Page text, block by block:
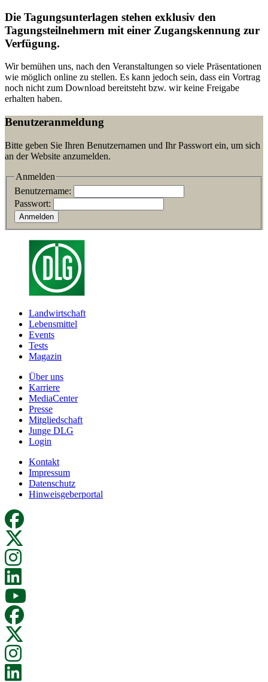
Die Tagungsunterlagen stehen exklusiv den
Tagungsteilnehmern mit einer Zugangskennung zur
Verfügung.
Wir bemühen uns, nach den Veranstaltungen so viele Präsentationen
wie möglich online zu stellen. Es kann jedoch sein, dass ein Vortrag
noch nicht zum Download bereitsteht bzw. wir keine Freigabe
erhalten haben.
Benutzeranmeldung
Bitte geben Sie Ihren Benutzernamen und Ihr Passwort ein, um sich
an der Website anzumelden.
Anmelden
Benutzername:
Passwort:
Landwirtschaft
Lebensmittel
Events
Tests
Magazin
Über uns
Karriere
MediaCenter
Presse
Mitgliedschaft
Junge DLG
Login
Kontakt
Impressum
Datenschutz
Hinweisgeberportal